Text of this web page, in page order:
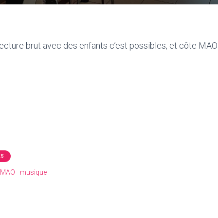
brut avec des enfants c’est possibles, et côte
MAO musique